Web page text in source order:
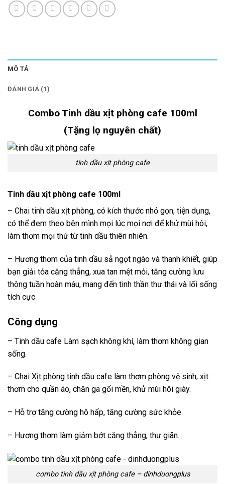
MÔ TẢ
ĐÁNH GIÁ (1)
Combo Tinh dầu xịt phòng cafe 100ml
(Tặng lọ nguyên chất)
tinh dầu xịt phòng cafe
Tinh dầu xịt phòng cafe 100ml
– Chai tinh dầu xịt phòng, có kích thước nhỏ gọn, tiện dụng,
có thể đem theo bên mình mọi lúc mọi nơi để khử mùi hôi,
làm thơm mọi thứ từ tinh dầu thiên nhiên.
– Hương thơm của tinh dầu sả ngọt ngào và thanh khiết, giúp
bạn giải tỏa căng thẳng, xua tan mệt mỏi, tăng cường lưu
thông tuần hoàn máu, mang đến tinh thần thư thái và lối sống
tích cực
Công dụng
– Tinh dầu cafe Làm sạch không khí, làm thơm không gian
sống.
– Chai Xịt phòng tinh dầu cafe làm thơm phòng vệ sinh, xịt
thơm cho quần áo, chăn ga gối mền, khử mùi hôi giày.
– Hỗ trợ tăng cường hô hấp, tăng cường sức khỏe.
– Hương thơm làm giảm bớt căng thẳng, thư giãn.
combo tinh dầu xịt phòng cafe – dinhduongplus